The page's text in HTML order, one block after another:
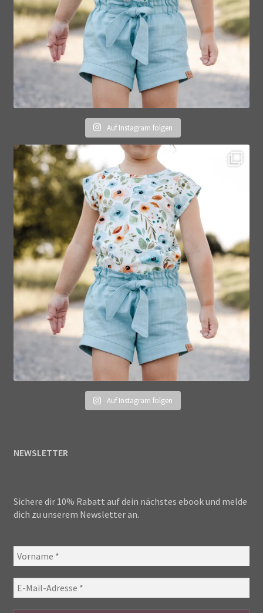
Auf Instagram folgen
Auf Instagram folgen
NEWSLETTER
Sichere dir 10% Rabatt auf dein nächstes ebook und melde
dich zu unserem Newsletter an.